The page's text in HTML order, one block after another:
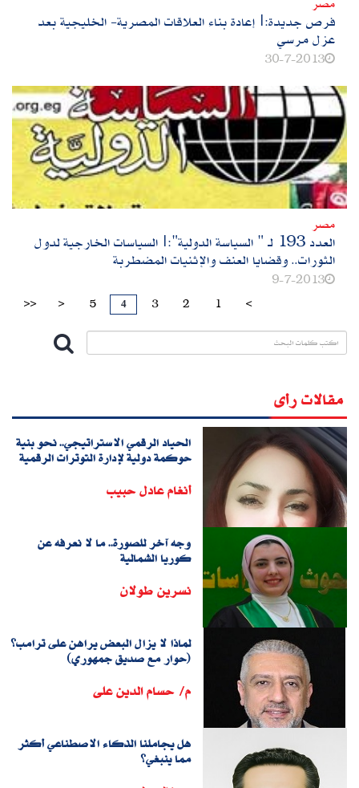
مصر
فرص جديدة:|إعادة بناء العلاقات المصرية- الخليجية بعد
عزل مرسي
30-7-2013
مصر
العدد 193 لـ " السياسة الدولية":|السياسات الخارجية لدول
الثورات.. وقضايا العنف والإثنيات المضطربة
9-7-2013
>> > 5 4 3 2 1 <
مقالات رأى
الحياد الرقمي الاستراتيجي.. نحو بنية
حوكمة دولية لإدارة التوترات الرقمية
أنغام عادل حبيب
وجه آخر للصورة.. ما لا نعرفه عن
كوريا الشمالية
نسرين طولان
لماذا لا يزال البعض يراهن على ترامب؟
(حوار مع صديق جمهوري)
م/ حسام الدين على
هل يجاملنا الذكاء الاصطناعي أكثر
مما ينبغي؟